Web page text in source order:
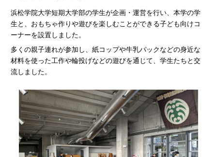
浜松学院大学短期大学部の学生が企画・運営を行い、本学の学
生と、おもちゃ作りや遊びを楽しむことができる子ども向けコ
ーナーを設置しました。
多くの親子連れが参加し、紙コップや牛乳パックなどの身近な
材料を使った工作や輪投げなどの遊びを通じて、学生たちと交
流しました。